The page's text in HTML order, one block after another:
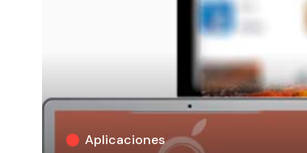
Aplicaciones